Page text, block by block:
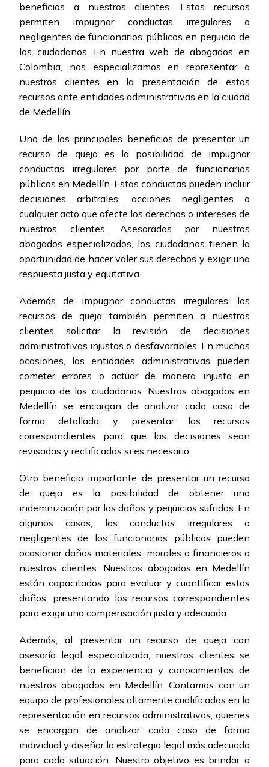
beneficios a nuestros clientes. Estos recursos
permiten impugnar conductas irregulares o
negligentes de funcionarios públicos en perjuicio de
los ciudadanos. En nuestra web de abogados en
Colombia, nos especializamos en representar a
nuestros clientes en la presentación de estos
recursos ante entidades administrativas en la ciudad
de Medellín.
Uno de los principales beneficios de presentar un
recurso de queja es la posibilidad de impugnar
conductas irregulares por parte de funcionarios
públicos en Medellín. Estas conductas pueden incluir
decisiones arbitrales, acciones negligentes o
cualquier acto que afecte los derechos o intereses de
nuestros clientes. Asesorados por nuestros
abogados especializados, los ciudadanos tienen la
oportunidad de hacer valer sus derechos y exigir una
respuesta justa y equitativa.
Además de impugnar conductas irregulares, los
recursos de queja también permiten a nuestros
clientes solicitar la revisión de decisiones
administrativas injustas o desfavorables. En muchas
ocasiones, las entidades administrativas pueden
cometer errores o actuar de manera injusta en
perjuicio de los ciudadanos. Nuestros abogados en
Medellín se encargan de analizar cada caso de
forma detallada y presentar los recursos
correspondientes para que las decisiones sean
revisadas y rectificadas si es necesario.
Otro beneficio importante de presentar un recurso
de queja es la posibilidad de obtener una
indemnización por los daños y perjuicios sufridos. En
algunos casos, las conductas irregulares o
negligentes de los funcionarios públicos pueden
ocasionar daños materiales, morales o financieros a
nuestros clientes. Nuestros abogados en Medellín
están capacitados para evaluar y cuantificar estos
daños, presentando los recursos correspondientes
para exigir una compensación justa y adecuada.
Además, al presentar un recurso de queja con
asesoría legal especializada, nuestros clientes se
benefician de la experiencia y conocimientos de
nuestros abogados en Medellín. Contamos con un
equipo de profesionales altamente cualificados en la
representación en recursos administrativos, quienes
se encargan de analizar cada caso de forma
individual y diseñar la estrategia legal más adecuada
para cada situación. Nuestro objetivo es brindar a